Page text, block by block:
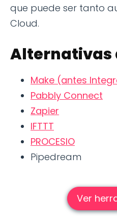
que puede ser tanto
Cloud.
Alternativas
Make (antes
Pabbly Connect
Zapier
IFTTT
PROCESIO
Pipedream
Ver